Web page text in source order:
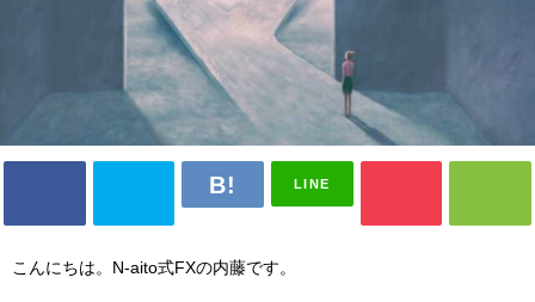
LINE
こんにちは。N-aito式FXの内藤です。